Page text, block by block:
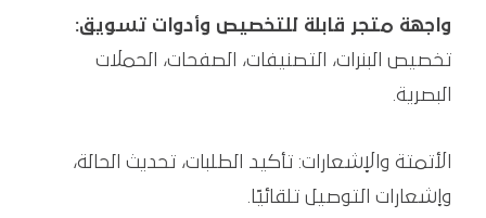
واجهة متجر قابلة للتخصيص وأدوات تسويق:
تخصيص البنرات، التصنيفات، الصفحات، الحملات
البصرية.
الأتمتة والإشعارات: تأكيد الطلبات، تحديث الحالة،
وإشعارات التوصيل تلقائيًا.